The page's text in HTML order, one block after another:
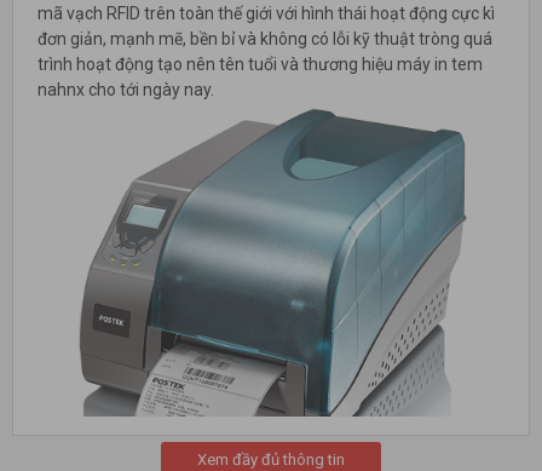
mã vạch RFID trên toàn thế giới với hình thái hoạt động cực kì
đơn giản, mạnh mẽ, bền bỉ và không có lỗi kỹ thuật tròng quá
trình hoạt động tạo nên tên tuổi và thương hiệu máy in tem
nahnx cho tới ngày nay.
Xem đầy đủ thông tin